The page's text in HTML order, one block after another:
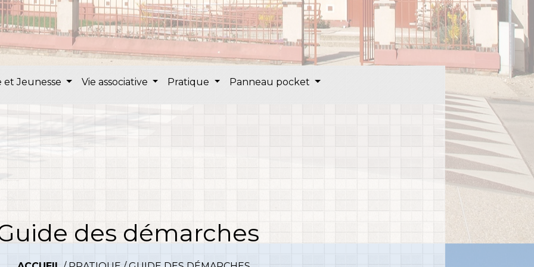
et Jeunesse Vie associative Pratique Panneau pocket
des démarches